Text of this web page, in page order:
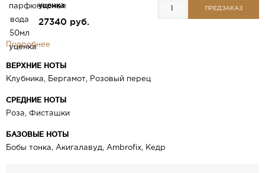
уценка
27340 руб.
ПРЕДЗАКАЗ
Подробнее
ВЕРХНИЕ НОТЫ
Клубника, Бергамот, Розовый перец
СРЕДНИЕ НОТЫ
Роза, Фисташки
БАЗОВЫЕ НОТЫ
Бобы тонка, Акигалавуд, Ambrofix, Кедр